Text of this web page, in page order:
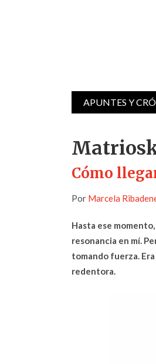
APUNTES Y
Cómo
Por Marcela
Hasta ese
resonancia en mí.
tomando fuerza.
redentora.